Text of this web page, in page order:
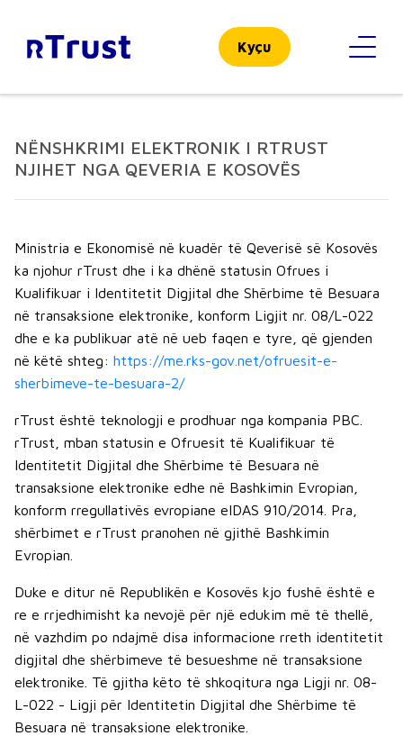
Kyçu
NËNSHKRIMI ELEKTRONIK I RTRUST
NJIHET NGA QEVERIA E KOSOVËS
Ministria e Ekonomisë në kuadër të Qeverisë së Kosovës
ka njohur rTrust dhe i ka dhënë statusin Ofrues i
Kualifikuar i Identitetit Digjital dhe Shërbime të Besuara
në transaksione elektronike, konform Ligjit nr. 08/L-022
dhe e ka publikuar atë në ueb faqen e tyre, që gjenden
në këtë shteg: https://me.rks-gov.net/ofruesit-e-
sherbimeve-te-besuara-2/
rTrust është teknologji e prodhuar nga kompania PBC.
rTrust, mban statusin e Ofruesit të Kualifikuar të
Identitetit Digjital dhe Shërbime të Besuara në
transaksione elektronike edhe në Bashkimin Evropian,
konform rregullativës evropiane eIDAS 910/2014. Pra,
shërbimet e rTrust pranohen në gjithë Bashkimin
Evropian.
Duke e ditur në Republikën e Kosovës kjo fushë është e
re e rrjedhimisht ka nevojë për një edukim më të thellë,
në vazhdim po ndajmë disa informacione rreth identitetit
digjital dhe shërbimeve të besueshme në transaksione
elektronike. Të gjitha këto të shkoqitura nga Ligji nr. 08-
L-022 - Ligji për Identitetin Digjital dhe Shërbime të
Besuara në transaksione elektronike.